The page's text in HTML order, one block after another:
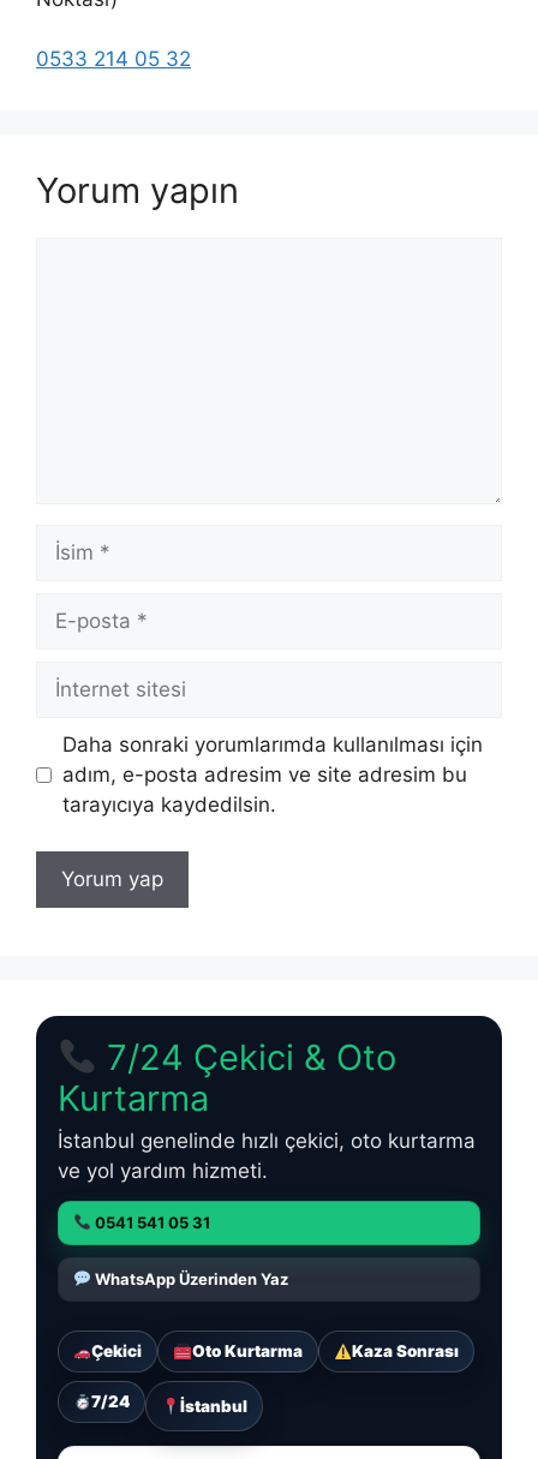
0533 214 05 32
Yorum yapın
İsim
posta
İnternet
Daha sonraki yorumlarımda kullanılması için
adım, e-posta adresim ve site adresim bu
tarayıcıya kaydedilsin.
7/24 Çekici & Oto
Kurtarma
İstanbul genelinde hızlı çekici, oto kurtarma
ve yol yardım hizmeti.
0541 541 05 31
WhatsApp Üzerinden Yaz
Çekici Oto Kurtarma Kaza Sonrası
7/24 İstanbul